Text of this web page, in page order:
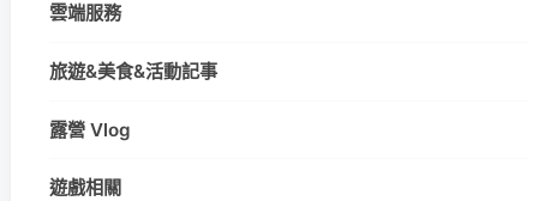
雲端服務
旅遊&美食&活動記事
露營 Vlog
遊戲相關